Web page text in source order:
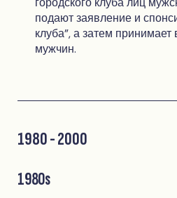
подают заявление и
клуба", а затем принимает
мужчин.
1980 - 2000
1980s